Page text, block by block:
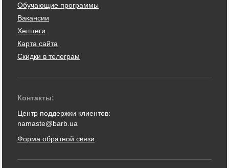
Обучающие программы
Вакансии
Хештеги
Карта сайта
Скидки в телеграм
Контакты:
Центр поддержки клиентов:
namaste@barb.ua
Форма обратной связи